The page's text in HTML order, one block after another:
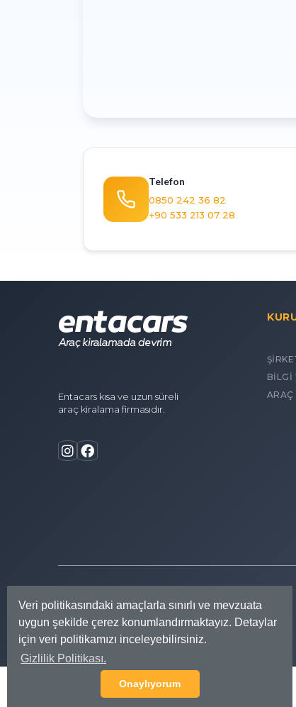
Veri politikasındaki amaçlarla sınırlı ve mevzuata
uygun şekilde çerez konumlandırmaktayız. Detaylar
için veri politikamızı inceleyebilirsiniz.
Gizlilik Politikası.
Onaylıyorum
Telefon
0850 242 36 82
+90 533 213 07 28
Entacars kısa ve uzun süreli
araç kiralama firmasıdır.
BİLGİ
ARAÇ
E-bültene Katılın
Copyright © 2023 Tüm Haklarımız Saklıdır.